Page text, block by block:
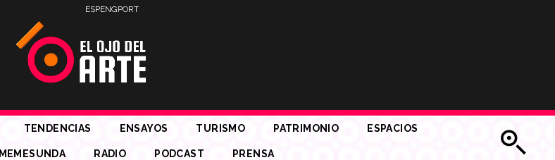
ESPENGPORT
TENDENCIAS ENSAYOS TURISMO PATRIMONIO ESPACIOS
MEMESUNDA RADIO PODCAST PRENSA